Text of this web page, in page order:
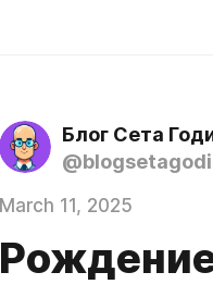
Блог Сета
March 11, 2025